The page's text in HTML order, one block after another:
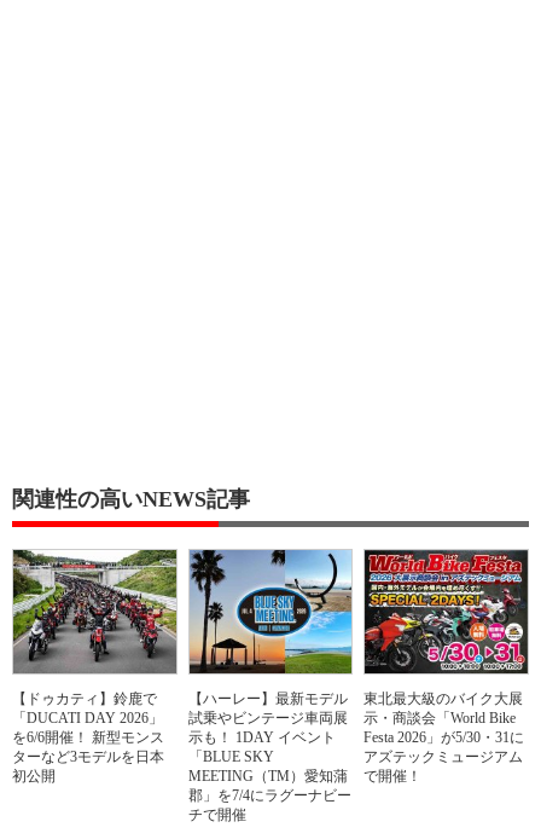
関連性の高いNEWS記事
【ドゥカティ】鈴鹿で
「DUCATI DAY 2026」
を6/6開催！ 新型モンス
ターなど3モデルを日本
初公開
【ハーレー】最新モデル
試乗やビンテージ車両展
示も！ 1DAY イベント
「BLUE SKY
MEETING（TM）愛知蒲
郡」を7/4にラグーナビー
チで開催
東北最大級のバイク大展
示・商談会「World Bike
Festa 2026」が5/30・31に
アズテックミュージアム
で開催！